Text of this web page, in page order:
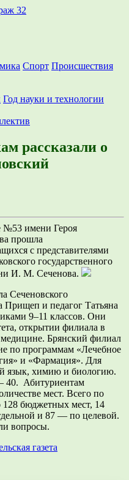
Спорт Происшествия
Год науки и технологии
рассказали о
№53 имени Героя
прошла
с представителями
государственного
И. М. Сеченова.
Сеченовского
Прищеп и педагог Татьяна
9–11 классов. Они
открытии филиала в
Брянский филиал
по программам «Лечебное
и «Фармация». Для
язык, химию и биологию.
40. Абитуриентам
мест. Всего по
бюджетных мест, 14
и 87 — по целевой.
вопросы.
газета